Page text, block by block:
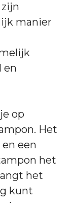
manier
en
op
Het
een
het
het
kunt